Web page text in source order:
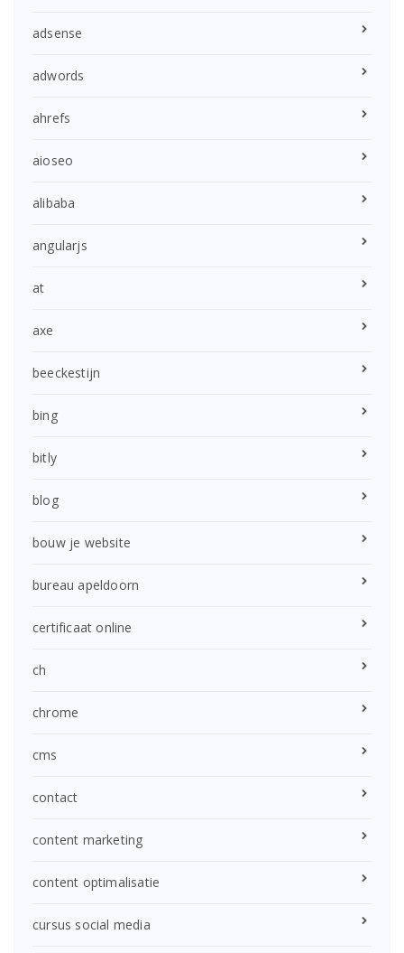
adsense
adwords
ahrefs
aioseo
alibaba
angularjs
at
axe
beeckestijn
bing
bitly
blog
bouw je website
bureau apeldoorn
certificaat online
ch
chrome
cms
contact
content marketing
content optimalisatie
cursus social media